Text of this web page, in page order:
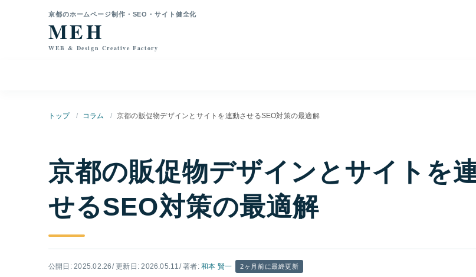
京都のホームページ制作・SEO・サイト健全化
MEH
WEB & Design Creative Factory
トップ コラム 京都の販促物デザインとサイトを連動させるSEO対策の最適解
京都の販促物デザインとサイトを
せるSEO対策の最適解
公開日: 2025.02.26/ 更新日: 2026.05.11 / 著者:和本 賢一 2ヶ月前に最終更新